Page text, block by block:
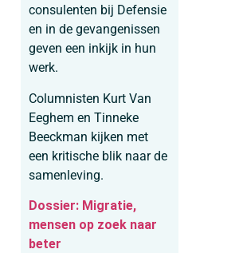
consulenten bij Defensie
en in de gevangenissen
geven een inkijk in hun
werk.
Columnisten Kurt Van
Eeghem en Tinneke
Beeckman kijken met
een kritische blik naar de
samenleving.
Dossier: Migratie,
mensen op zoek naar
beter